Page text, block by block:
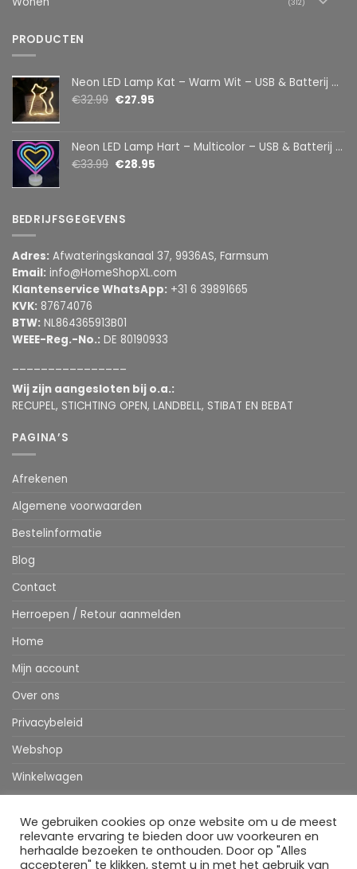
PRODUCTEN
Neon LED Lamp Kat – Warm Wit – USB & Batterij – Decoratieve Tafellamp voor Kinderkamer – 28,5 x 24,5 cm
€32.99 €27.95
Neon LED Lamp Hart – Multicolor – USB & Batterij – Hartvormige Sfeerlamp – Kinderkamer & Slaapkamer – 25,2 x 23 cm
€33.99 €28.95
BEDRIJFSGEGEVENS
Adres: Afwateringskanaal 37, 9936AS, Farmsum
Email: info@HomeShopXL.com
Klantenservice WhatsApp: +31 6 39891665
KVK: 87674076
BTW: NL864365913B01
WEEE-Reg.-No.: DE 80190933
Wij zijn aangesloten bij o.a.:
RECUPEL, STICHTING OPEN, LANDBELL, STIBAT EN BEBAT
PAGINA’S
Afrekenen
Algemene voorwaarden
Bestelinformatie
Blog
Contact
Herroepen / Retour aanmelden
Home
Mijn account
Over ons
Privacybeleid
Webshop
Winkelwagen
Stripe MasterCardIDeal BancontactKlarna
Apple
Pay
HOME WEBSHOP MIJN ACCOUNT BESTELINFORMATIE OVER ONS
BLOG
We gebruiken cookies op onze website om u de meest
relevante ervaring te bieden door uw voorkeuren en
herhaalde bezoeken te onthouden. Door op "Alles
accepteren" te klikken, stemt u in met het gebruik van